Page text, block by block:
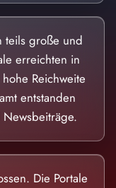
teils große und
erreichten in
Reichweite
entstanden
Die Portale